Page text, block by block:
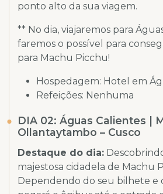
ponto alto da sua viagem.
** No dia, viajaremos para
faremos o possível para
para Machu Picchu!
Hospedagem: Hotel em
Refeições: Nenhuma
DIA 02: Águas Calientes |
Ollantaytambo – Cusco
Destaque do dia:
majestosa cidadela de Machu
Dependendo do seu bilhete e